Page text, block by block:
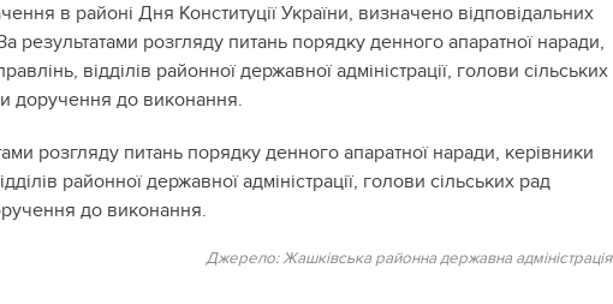
в районі Дня Конституції України, визначено відповідальних
результатами розгляду питань порядку денного апаратної наради,
відділів районної державної адміністрації, голови сільських
доручення до виконання.
розгляду питань порядку денного апаратної наради, керівники
районної державної адміністрації, голови сільських рад
до виконання.
Джерело: Жашківська районна державна адміністрація